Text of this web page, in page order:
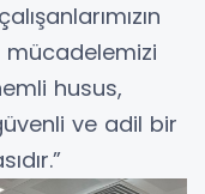
husus,
ve adil bir